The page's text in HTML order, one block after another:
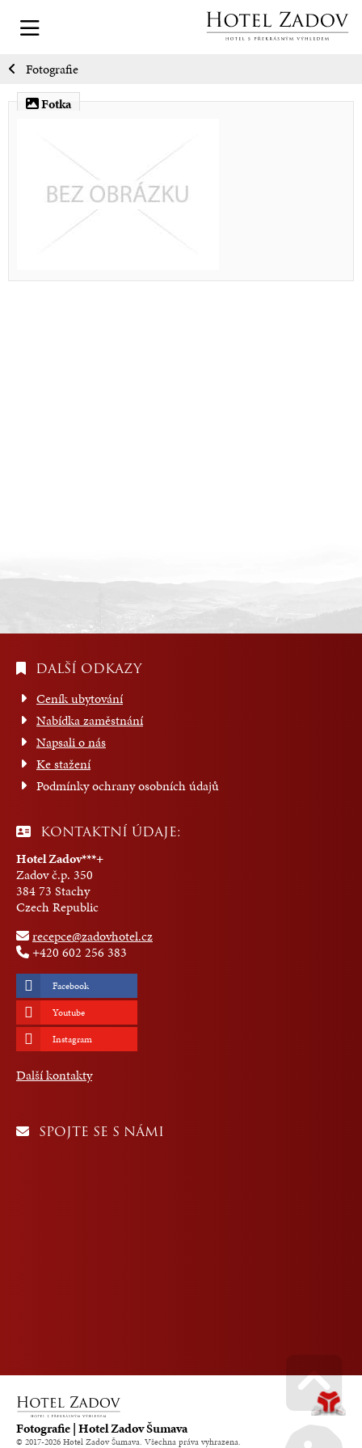
Fotografie
Fotka
DALŠÍ ODKAZY
Ceník ubytování
Nabídka zaměstnání
Napsali o nás
Ke stažení
Podmínky ochrany osobních údajů
KONTAKTNÍ ÚDAJE:
Hotel Zadov***+
Zadov č.p. 350
384 73 Stachy
Czech Republic
recepce@zadovhotel.cz
+420 602 256 383
Facebook
Youtube
Instagram
Další kontakty
SPOJTE SE S NÁMI
Fotografie | Hotel Zadov Šumava
© 2017-2026 Hotel Zadov Šumava. Všechna práva vyhrazena. Go